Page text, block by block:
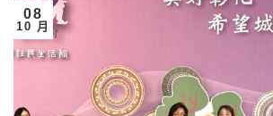
08
10 月